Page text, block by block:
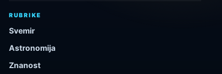
RUBRIKE
Svemir
Astronomija
Znanost